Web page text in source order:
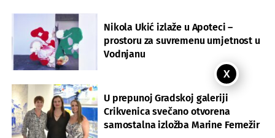
Nikola Ukić izlaže u Apoteci –
prostoru za suvremenu umjetnost u
Vodnjanu
U prepunoj Gradskoj galeriji
Crikvenica svečano otvorena
samostalna izložba Marine Fernežir
X